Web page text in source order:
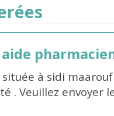
aide
située à sidi
. Veuillez envoyer